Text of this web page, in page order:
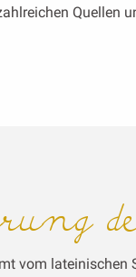
Quellen
vom